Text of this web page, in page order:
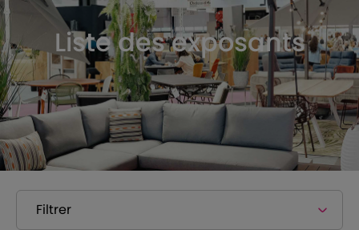
Liste des exposants
Filtrer